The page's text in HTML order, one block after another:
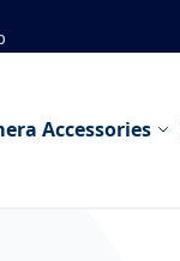
Accessories